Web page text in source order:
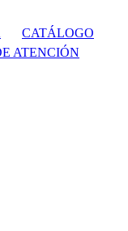
CATÁLOGO
ATENCIÓN